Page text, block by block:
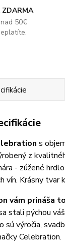
ZDARMA
50€
s
z
- zúžené
vín. Krásny tvar
vám prináša
stali pýchou
sú výročia,
Celebration.